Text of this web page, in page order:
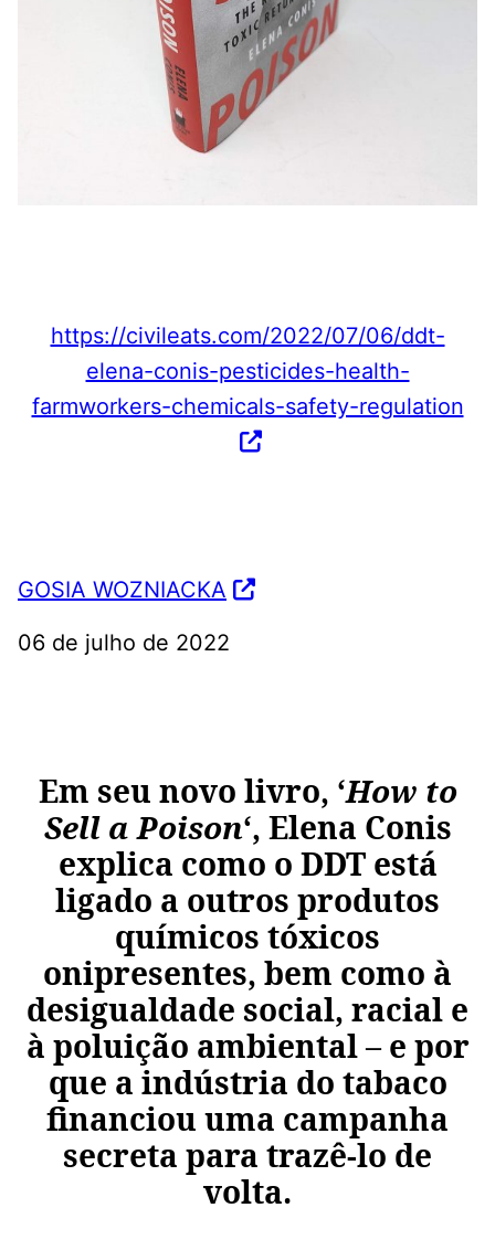
https://civileats.com/2022/07/06/ddt-
elena-conis-pesticides-health-
farmworkers-chemicals-safety-regulation
GOSIA WOZNIACKA
06 de julho de 2022
Em seu novo livro, ‘How to
Sell a Poison‘, Elena Conis
explica como o DDT está
ligado a outros produtos
químicos tóxicos
onipresentes, bem como à
desigualdade social, racial e
à poluição ambiental – e por
que a indústria do tabaco
financiou uma campanha
secreta para trazê-lo de
volta.